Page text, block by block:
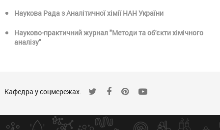
Наукова Рада з Аналітичної хімії НАН України
Науково-практичний журнал "Методи та об'єкти хімічного
аналізу"
Кафедра у соцмережах: